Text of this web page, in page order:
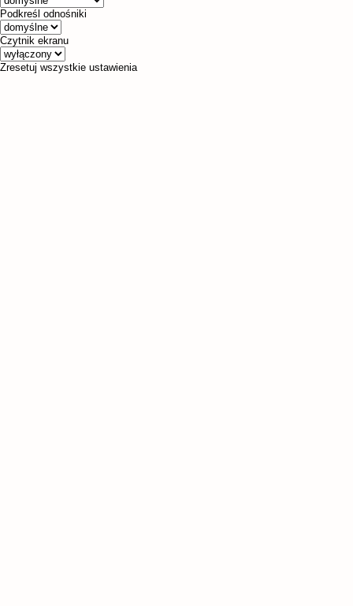
Podkreśl odnośniki
Czytnik ekranu
Zresetuj wszystkie ustawienia